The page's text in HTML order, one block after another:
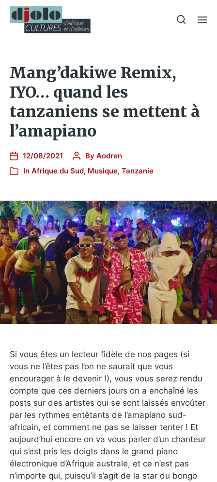
Mang’dakiwe Remix,
IYO… quand les
tanzaniens se mettent à
l’amapiano
12/08/2021 By Aodren
In Afrique du Sud, Musique, Tanzanie
Si vous êtes un lecteur fidèle de nos pages (si
vous ne l’êtes pas l’on ne saurait que vous
encourager à le devenir !), vous vous serez rendu
compte que ces derniers jours on a enchaîné les
posts sur des artistes qui se sont laissés envoûter
par les rythmes entêtants de l’amapiano sud-
africain, et comment ne pas se laisser tenter ! Et
aujourd’hui encore on va vous parler d’un chanteur
qui s’est pris les doigts dans le grand piano
électronique d’Afrique australe, et ce n’est pas
n’importe qui, puisqu’il s’agit de la star du bongo